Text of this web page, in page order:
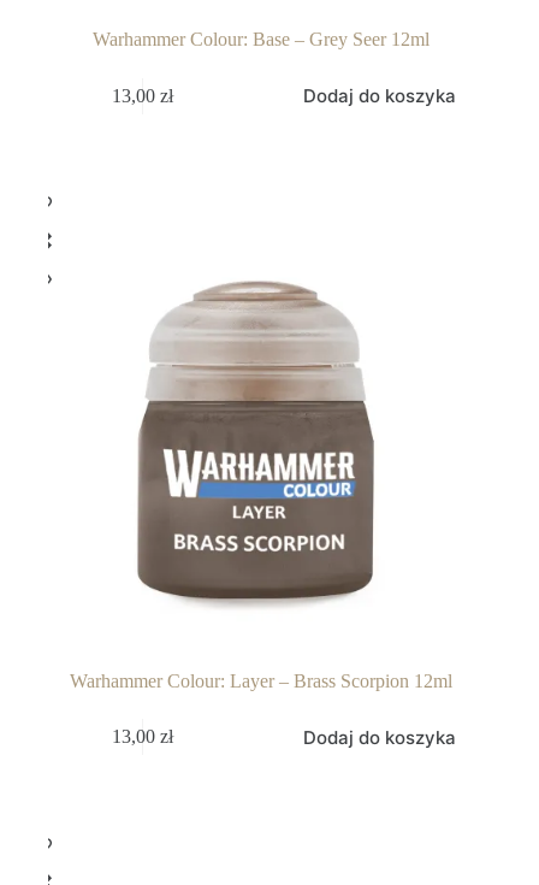
Warhammer Colour: Base – Grey Seer 12ml
13,00zł Dodaj do koszyka
Warhammer Colour: Layer – Brass Scorpion 12ml
13,00zł Dodaj do koszyka